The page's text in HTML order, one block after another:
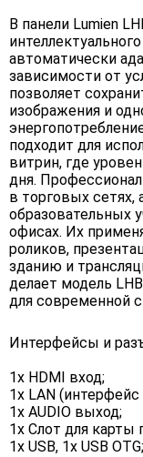
В панели Lumien
автоматически
зависимости от
позволяет
изображения и
подходит для
витрин, где
дня.
в торговых сетях,
образовательных
офисах. Их
роликов,
зданию и
делает модель
для современной
Интерфейсы и
1x HDMI вход;
1x LAN (интерфейс
1x AUDIO выход;
1x Слот для карты
1x USB, 1x USB OTG;